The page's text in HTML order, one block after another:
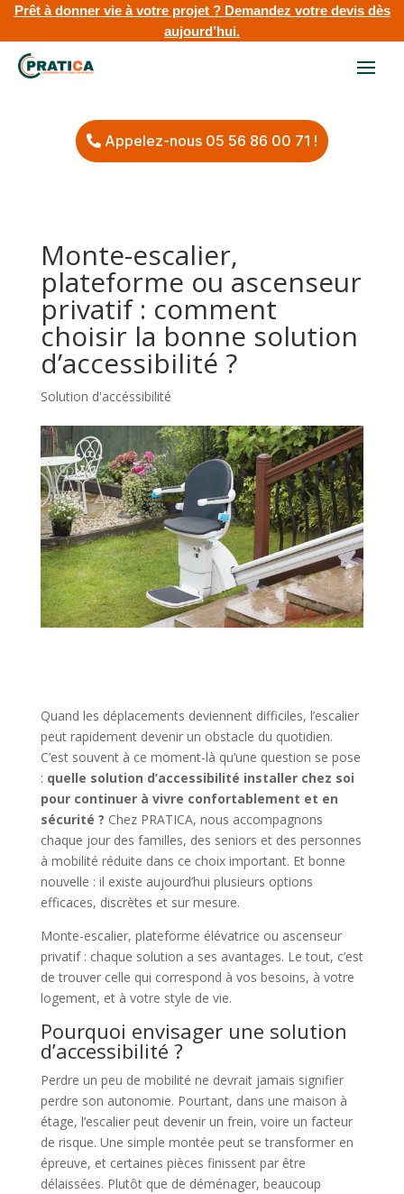
Prêt à donner vie à votre projet ? Demandez votre devis dès
aujourd’hui.
Appelez-nous 05 56 86 00 71 !
Monte-escalier,
plateforme ou ascenseur
privatif : comment
choisir la bonne solution
d’accessibilité ?
Solution d'accéssibilité
Quand les déplacements deviennent difficiles, l’escalier
peut rapidement devenir un obstacle du quotidien.
C’est souvent à ce moment-là qu’une question se pose
: quelle solution d’accessibilité installer chez soi
pour continuer à vivre confortablement et en
sécurité ? Chez PRATICA, nous accompagnons
chaque jour des familles, des seniors et des personnes
à mobilité réduite dans ce choix important. Et bonne
nouvelle : il existe aujourd’hui plusieurs options
efficaces, discrètes et sur mesure.
Monte-escalier, plateforme élévatrice ou ascenseur
privatif : chaque solution a ses avantages. Le tout, c’est
de trouver celle qui correspond à vos besoins, à votre
logement, et à votre style de vie.
Pourquoi envisager une solution
d’accessibilité ?
Perdre un peu de mobilité ne devrait jamais signifier
perdre son autonomie. Pourtant, dans une maison à
étage, l’escalier peut devenir un frein, voire un facteur
de risque. Une simple montée peut se transformer en
épreuve, et certaines pièces finissent par être
délaissées. Plutôt que de déménager, beaucoup